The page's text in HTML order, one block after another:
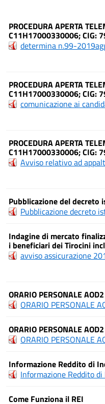
PROCEDURA APERTA
C11H17000330006; CIG:
determina n.99-
PROCEDURA APERTA
C11H17000330006; CIG:
comunicazione ai
PROCEDURA APERTA
C11H17000330006; CIG:
Avviso relativo ad
Pubblicazione del
Pubblicazione decreto
Indagine di mercato
i beneficiari dei Tirocini
avviso assicurazione
ORARIO PERSONALE
ORARIO PERSONALE
ORARIO PERSONALE
ORARIO PERSONALE
Informazione Reddito di
Informazione Reddito
Come Funziona il REI